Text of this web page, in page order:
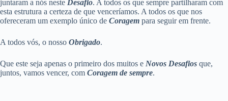
juntaram a nós neste Desafio. A todos os que sempre partilharam com
esta estrutura a certeza de que venceríamos. A todos os que nos
ofereceram um exemplo único de Coragem para seguir em frente.
A todos vós, o nosso Obrigado.
Que este seja apenas o primeiro dos muitos e Novos Desafios que,
juntos, vamos vencer, com Coragem de sempre.